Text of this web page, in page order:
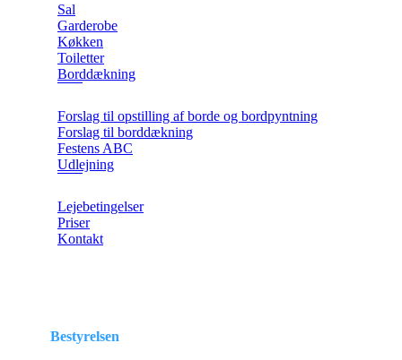
Sal
Garderobe
Køkken
Toiletter
Borddækning
Forslag til opstilling af borde og bordpyntning
Forslag til borddækning
Festens ABC
Udlejning
Lejebetingelser
Priser
Kontakt
Bestyrelsen